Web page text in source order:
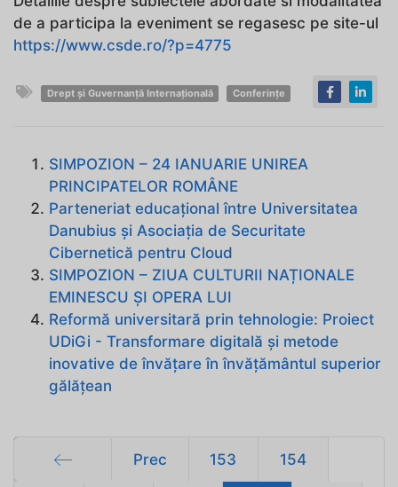
de a participa la eveniment se regasesc pe site-ul
https://www.csde.ro/?p=4775
Drept și Guvernanță Internațională Conferințe
SIMPOZION – 24 IANUARIE UNIREA
PRINCIPATELOR ROMÂNE
Parteneriat educațional între Universitatea
Danubius și Asociația de Securitate
Cibernetică pentru Cloud
SIMPOZION – ZIUA CULTURII NAȚIONALE
EMINESCU ȘI OPERA LUI
Reformă universitară prin tehnologie: Proiect
UDiGi - Transformare digitală și metode
inovative de învățare în învățământul superior
gălățean
Prec 153 154